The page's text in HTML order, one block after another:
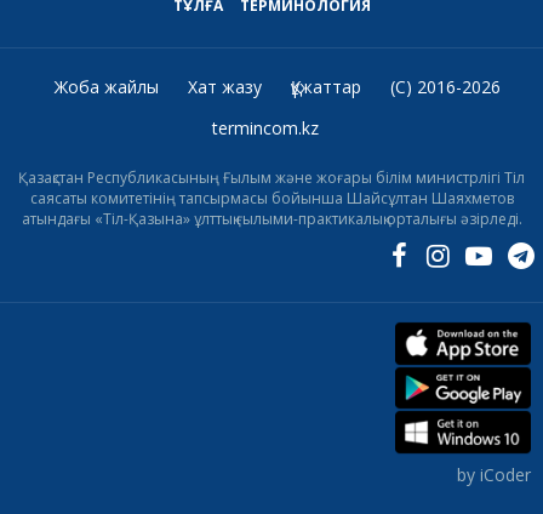
ТҰЛҒА
ТЕРМИНОЛОГИЯ
Жоба жайлы Хат жазу Құжаттар
(C) 2016-2026
termincom.kz
Қазақстан Республикасының Ғылым және жоғары білім министрлігі Тіл
саясаты комитетінің тапсырмасы бойынша Шайсұлтан Шаяхметов
атындағы «Тіл-Қазына» ұлттық ғылыми-практикалық орталығы әзірледі.
by iCoder